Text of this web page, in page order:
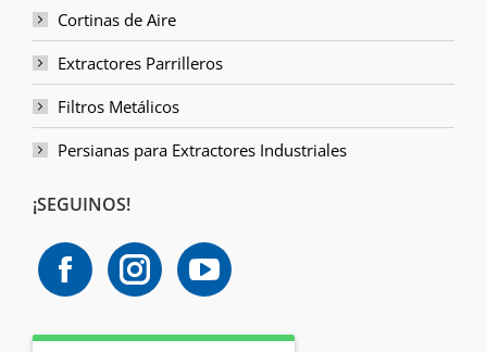
Cortinas de Aire
Extractores Parrilleros
Filtros Metálicos
Persianas para Extractores Industriales
¡SEGUINOS!